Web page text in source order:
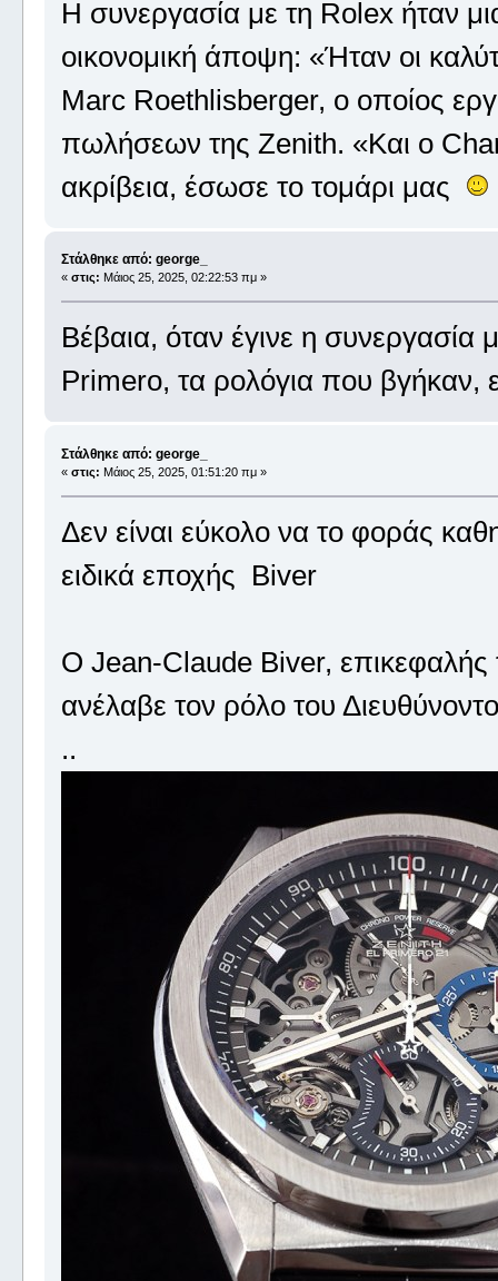
Η συνεργασία με τη Rolex ήταν
οικονομική άποψη: «Ήταν οι
Marc Roethlisberger, ο οποίος
πωλήσεων της Zenith. «Και ο
ακρίβεια, έσωσε το τομάρι μας
Στάλθηκε από: george_
« στις: Μάιος 25, 2025, 02:22:53 πμ »
Βέβαια, όταν έγινε η
Primero, τα ρολόγια που βγήκαν,
Στάλθηκε από: george_
« στις: Μάιος 25, 2025, 01:51:20 πμ »
Δεν είναι εύκολο να το φοράς
ειδικά εποχής Biver
Ο Jean-Claude Biver, επικεφαλής
ανέλαβε τον ρόλο του
..